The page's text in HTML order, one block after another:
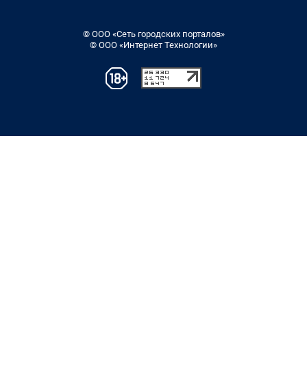
© ООО «Сеть городских порталов»
© ООО «Интернет Технологии»